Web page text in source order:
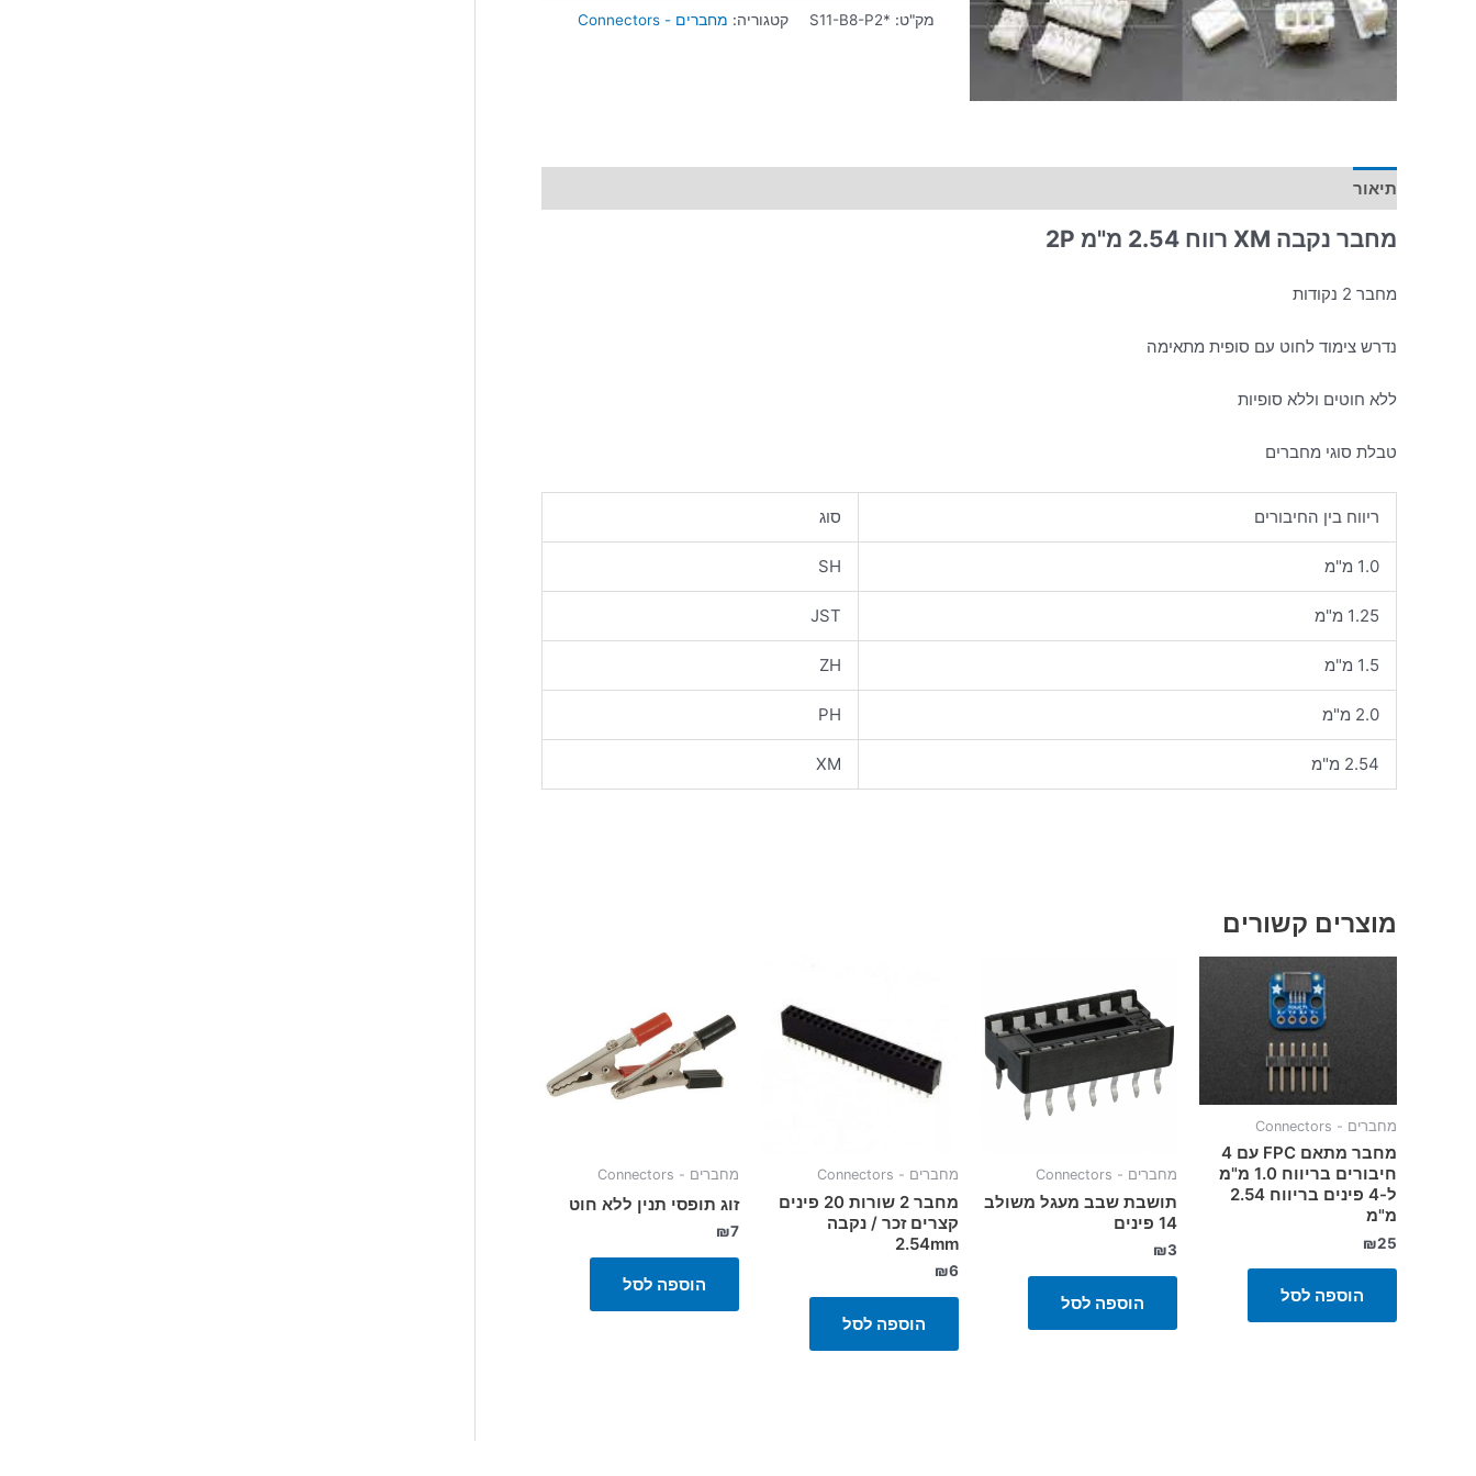
מק"ט: *S11-B8-P2 קטגוריה: מחברים - Connectors
תיאור
מחבר נקבה XM רווח 2.54 מ"מ 2P
מחבר 2 נקודות
נדרש צימוד לחוט עם סופית מתאימה
ללא חוטים וללא סופיות
טבלת סוגי מחברים
ריווח בין החיבורים סוג
1.0 מ"מ SH
1.25 מ"מ JST
1.5 מ"מ ZH
2.0 מ"מ PH
2.54 מ"מ XM
מוצרים קשורים
מחברים - Connectors
מחבר מתאם FPC עם 4
חיבורים בריווח 1.0 מ"מ
ל-4 פינים בריווח 2.54
מ"מ
₪25
הוספה לסל
מחברים - Connectors
תושבת שבב מעגל משולב
14 פינים
₪3
הוספה לסל
מחברים - Connectors
מחבר 2 שורות 20 פינים
קצרים זכר / נקבה
2.54mm
₪6
הוספה לסל
מחברים - Connectors
זוג תופסי תנין ללא חוט
₪7
הוספה לסל